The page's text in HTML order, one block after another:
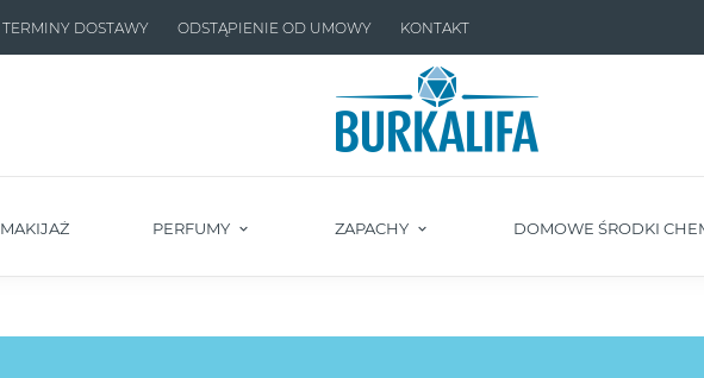
TERMINY DOSTAWY ODSTĄPIENIE OD UMOWY KONTAKT
MAKIJAŻ PERFUMY ZAPACHY DOMOWE ŚRODKI